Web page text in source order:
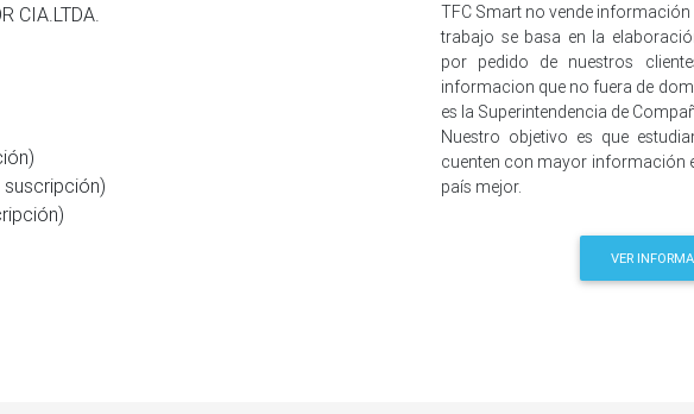
CIA.LTDA.
TFC Smart no vende
trabajo se basa en la
por pedido de nuestros
informacion que no fuera de
es la Superintendencia de
Nuestro objetivo es que
cuenten con mayor información
país mejor.
VER